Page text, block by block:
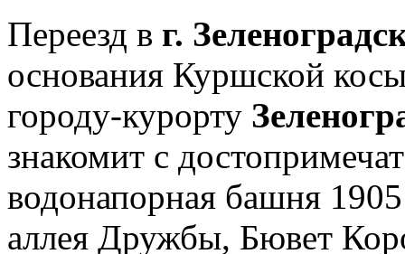
Переезд в г.
основания Куршской
городу-курорту
знакомит с
водонапорная башня
аллея Дружбы, Бювет